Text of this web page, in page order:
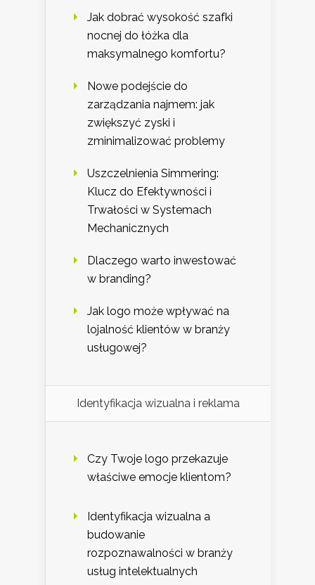
Jak dobrać wysokość szafki
nocnej do łóżka dla
maksymalnego komfortu?
Nowe podejście do
zarządzania najmem: jak
zwiększyć zyski i
zminimalizować problemy
Uszczelnienia Simmering:
Klucz do Efektywności i
Trwałości w Systemach
Mechanicznych
Dlaczego warto inwestować
w branding?
Jak logo może wpływać na
lojalność klientów w branży
usługowej?
Identyfikacja wizualna i reklama
Czy Twoje logo przekazuje
właściwe emocje klientom?
Identyfikacja wizualna a
budowanie
rozpoznawalności w branży
usług intelektualnych